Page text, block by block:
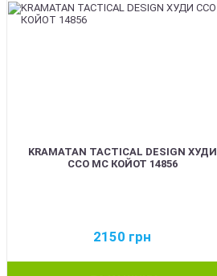
KRAMATAN TACTICAL DESIGN ХУДИ
ССО МС КОЙОТ 14856
2150 грн